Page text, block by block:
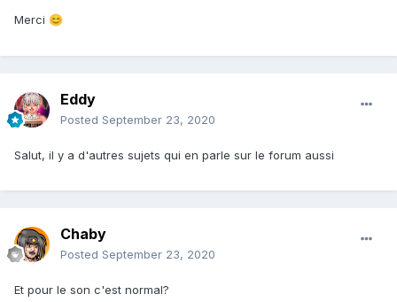
Merci 😊
Eddy
Posted September 23, 2020
Salut, il y a d'autres sujets qui en parle sur le forum aussi
Chaby
Posted September 23, 2020
Et pour le son c'est normal?